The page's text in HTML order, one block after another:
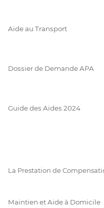
Aide au Transport
Dossier de Demande APA
Guide des Aides 2024
La Prestation de
Maintien et Aide à Domicile